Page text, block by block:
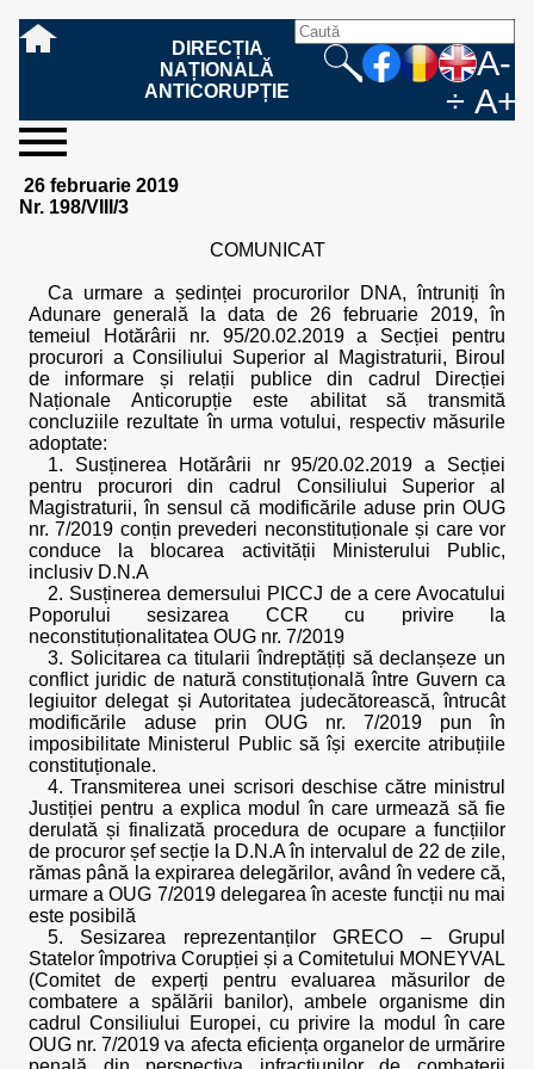
DIRECȚIA
NAȚIONALĂ
ANTICORUPȚIE
A-
÷ A+
sesizați-
ne
Ce
înseamnă
Cum
sesizați
Cum
este
Ce
trebuie
Fazele
procesului
Ce
urmează
de
corupție?
Care sunt
drepturile și
penal?
Cum
sprijiniți
despre
posibile
fapte de
corupție?
despre
noi
Cine
lucrează
Cu ce
se
Sursele
de
Structura
Conducerea
Structuri
teritoriale
Cadrul
legal
Resurse
financiare
Resurse
umane
Integritate
instituțională
rezultatele
noastre
Rapoarte
de
Hotărâri
penale
corupție
mass
media
Biroul de
informare
Comunicate
de presă
Model de
acreditare
Drept
la
Evenimente
informare
publică
Persoana
responsabilă
Model
solicitare
544/2001
Raportul
anual
544/2001
Legea
544/2001
Protecția
datelor
Modalități
de
oferit în
baza Legii
544/2001
cooperare
internațională
Programe
Evenimente
internaționale
Cadrul legal
internațional
26 februarie 2019
Nr. 198/VIII/3
COMUNICAT
Ca urmare a ședinței procurorilor DNA, întruniți în
Adunare generală la data de 26 februarie 2019, în
temeiul Hotărârii nr. 95/20.02.2019 a Secției pentru
procurori a Consiliului Superior al Magistraturii, Biroul
de informare și relații publice din cadrul Direcției
Naționale Anticorupție este abilitat să transmită
concluziile rezultate în urma votului, respectiv măsurile
adoptate:
1. Susținerea Hotărârii nr 95/20.02.2019 a Secției
pentru procurori din cadrul Consiliului Superior al
Magistraturii, în sensul că modificările aduse prin OUG
nr. 7/2019 conțin prevederi neconstituționale și care vor
conduce la blocarea activității Ministerului Public,
inclusiv D.N.A
2. Susținerea demersului PICCJ de a cere Avocatului
Poporului sesizarea CCR cu privire la
neconstituționalitatea OUG nr. 7/2019
3. Solicitarea ca titularii îndreptățiți să declanșeze un
conflict juridic de natură constituțională între Guvern ca
legiuitor delegat și Autoritatea judecătorească, întrucât
modificările aduse prin OUG nr. 7/2019 pun în
imposibilitate Ministerul Public să își exercite atribuțiile
constituționale.
4. Transmiterea unei scrisori deschise către ministrul
Justiției pentru a explica modul în care urmează să fie
derulată și finalizată procedura de ocupare a funcțiilor
de procuror șef secție la D.N.A în intervalul de 22 de zile,
rămas până la expirarea delegărilor, având în vedere că,
urmare a OUG 7/2019 delegarea în aceste funcții nu mai
este posibilă
5. Sesizarea reprezentanților GRECO – Grupul
Statelor împotriva Corupției și a Comitetului MONEYVAL
(Comitet de experți pentru evaluarea măsurilor de
combatere a spălării banilor), ambele organisme din
cadrul Consiliului Europei, cu privire la modul în care
OUG nr. 7/2019 va afecta eficiența organelor de urmărire